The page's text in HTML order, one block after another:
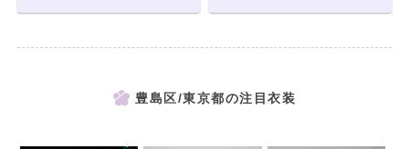
豊島区/東京都の注目衣装